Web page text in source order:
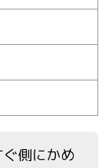
側にかめ